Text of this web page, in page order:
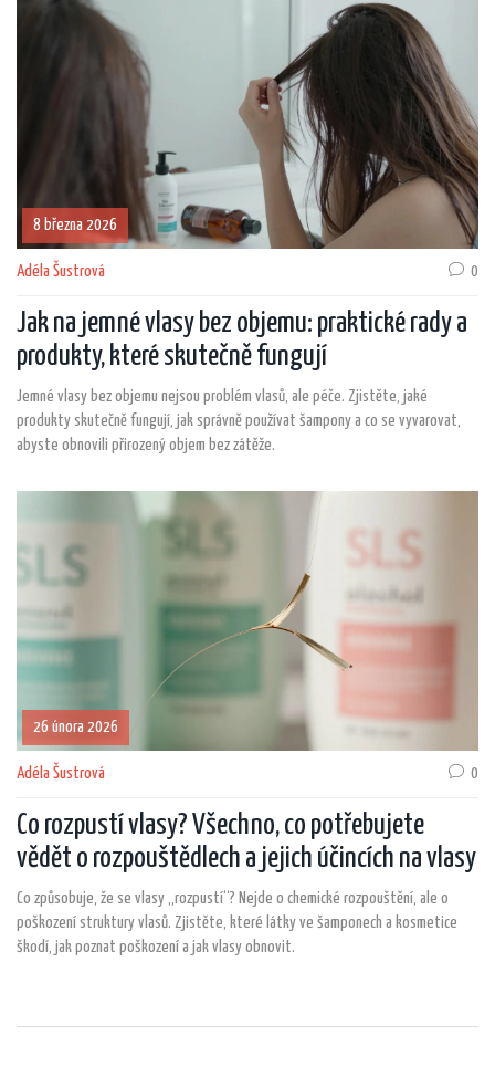
8 března 2026
Adéla Šustrová 0
Jak na jemné vlasy bez objemu: praktické rady a
produkty, které skutečně fungují
Jemné vlasy bez objemu nejsou problém vlasů, ale péče. Zjistěte, jaké
produkty skutečně fungují, jak správně používat šampony a co se vyvarovat,
abyste obnovili přirozený objem bez zátěže.
26 února 2026
Adéla Šustrová 0
Co rozpustí vlasy? Všechno, co potřebujete
vědět o rozpouštědlech a jejich účincích na vlasy
Co způsobuje, že se vlasy „rozpustí“? Nejde o chemické rozpouštění, ale o
poškození struktury vlasů. Zjistěte, které látky ve šamponech a kosmetice
škodí, jak poznat poškození a jak vlasy obnovit.